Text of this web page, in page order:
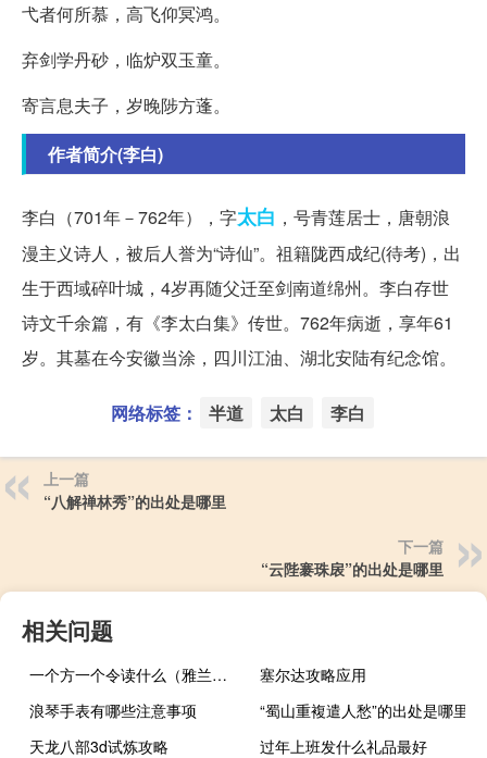
弋者何所慕，高飞仰冥鸿。
弃剑学丹砂，临炉双玉童。
寄言息夫子，岁晚陟方蓬。
作者简介(李白)
李白（701年－762年），字太白 ，号青莲居士，唐朝浪
漫主义诗人，被后人誉为“诗仙”。祖籍陇西成纪(待考)，出
生于西域碎叶城，4岁再随父迁至剑南道绵州。李白存世
诗文千余篇，有《李太白集》传世。762年病逝，享年61
岁。其墓在今安徽当涂，四川江油、湖北安陆有纪念馆。
网络标签： 半道 太白 李白
上一篇
“八解禅林秀”的出处是哪里
下一篇
“云陛褰珠扆”的出处是哪里
相关问题
一个方一个令读什么（雅兰仕m3(钛星人m3)）
塞尔达攻略应用
浪琴手表有哪些注意事项
“蜀山重複遣人愁”的出处是哪里
天龙八部3d试炼攻略
过年上班发什么礼品最好